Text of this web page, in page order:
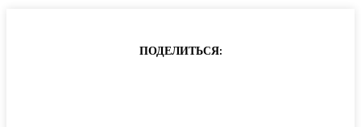
ПОДЕЛИТЬСЯ: